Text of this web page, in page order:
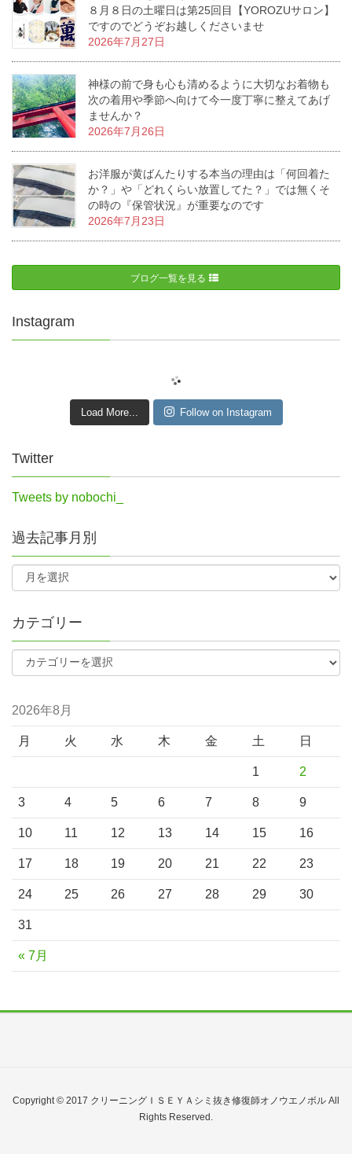
８月８日の土曜日は第25回目【YOROZUサロン】
ですのでどうぞお越しくださいませ
2026年7月27日
神様の前で身も心も清めるように大切なお着物も
次の着用や季節へ向けて今一度丁寧に整えてあげ
ませんか？
2026年7月26日
お洋服が黄ばんたりする本当の理由は「何回着た
か？」や「どれくらい放置してた？」では無くそ
の時の『保管状況』が重要なのです
2026年7月23日
ブログ一覧を見る
Instagram
Load More... Follow on Instagram
Twitter
Tweets by nobochi_
過去記事月別
カテゴリー
2026年8月
月 火 水 木 金 土 日
« 7月
1 2
3 4 5 6 7 8 9
10 11 12 13 14 15 16
17 18 19 20 21 22 23
24 25 26 27 28 29 30
31
Copyright © 2017 クリーニングＩＳＥＹＡシミ抜き修復師オノウエノボル All
Rights Reserved.